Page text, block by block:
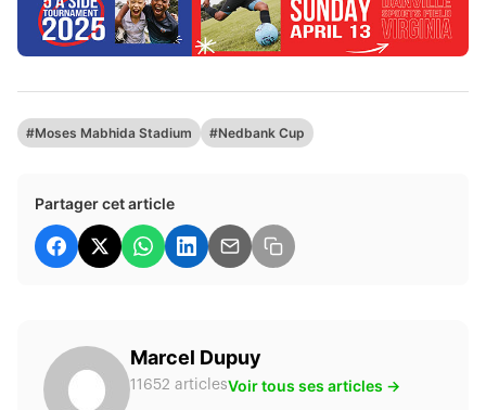
#Moses Mabhida Stadium #Nedbank Cup
Partager cet article
Marcel Dupuy
11652 articlesVoir tous ses articles →